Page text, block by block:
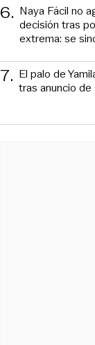
6. Naya Fácil no
decisión tras
extrema: se
7. El palo de
tras anuncio